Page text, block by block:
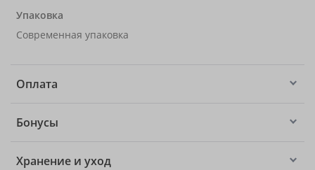
Упаковка
Современная упаковка
Оплата
Бонусы
Хранение и уход